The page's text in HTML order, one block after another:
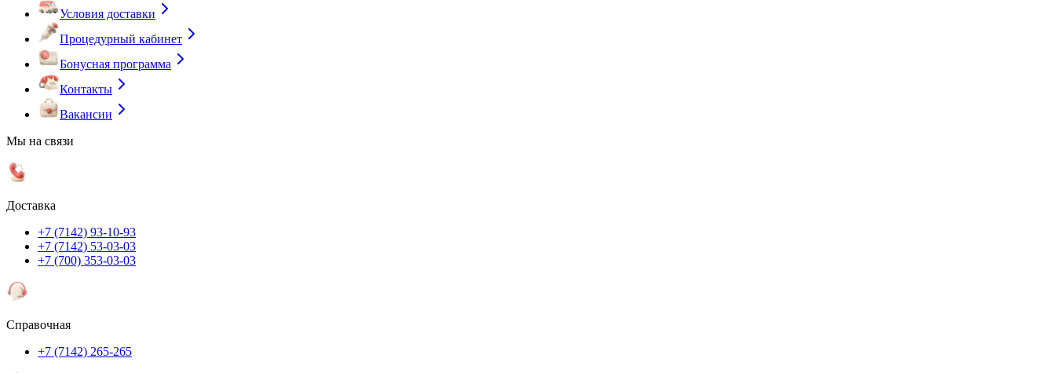
Условия доставки
Процедурный кабинет
Бонусная программа
Контакты
Вакансии
Мы на связи
Доставка
+7 (7142) 93-10-93
+7 (7142) 53-03-03
+7 (700) 353-03-03
Справочная
+7 (7142) 265-265